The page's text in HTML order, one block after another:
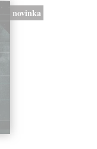
novinka